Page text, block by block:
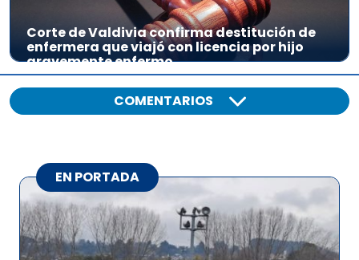
Corte de Valdivia confirma destitución de
enfermera que viajó con licencia por hijo
gravemente enfermo
COMENTARIOS
EN PORTADA